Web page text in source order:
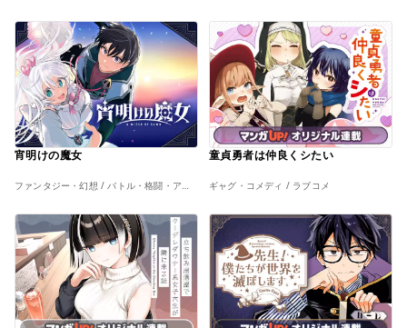
宵明けの魔女 童貞勇者は仲良くシたい
ギャグ・コメディ / ラブコメ